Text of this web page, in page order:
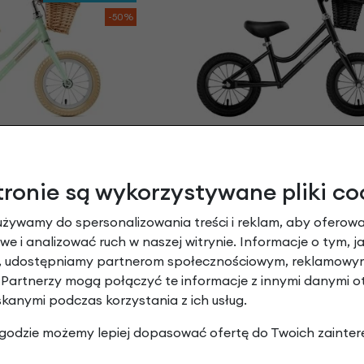
-50%
zł
799,00 zł | -60%
319,60 zł
BESTSELLER
-25%
są wykorzystywane pliki
do spersonalizowania treści i reklam, aby
i analizować ruch w naszej witrynie. Informacje o tym,
udostępniamy partnerom społecznościowym,
mogą połączyć te informacje z innymi danymi
podczas korzystania z ich usług.
możemy lepiej dopasować ofertę do Twoich